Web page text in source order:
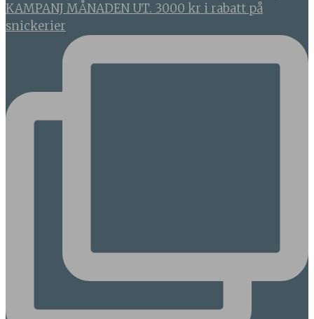
KAMPANJ MÅNADEN UT. 3000 kr i rabatt på
snickerier